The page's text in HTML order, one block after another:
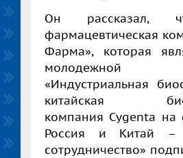
Он рассказал,
фармацевтическая
Фарма», которая
молодежной
«Индустриальная
китайская
компания Cygenta на
Россия и Китай –
сотрудничество»